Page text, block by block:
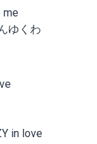
ゆくわ
in love